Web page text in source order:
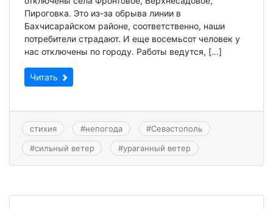
Пироговка. Это из-за обрыва линии в
Бахчисарайском районе, соответственно, наши
потребители страдают. И еще восемьсот человек у
нас отключены по городу. Работы ведутся, […]
Читать
стихия #непогода #Севастополь
#сильный ветер #ураганный ветер